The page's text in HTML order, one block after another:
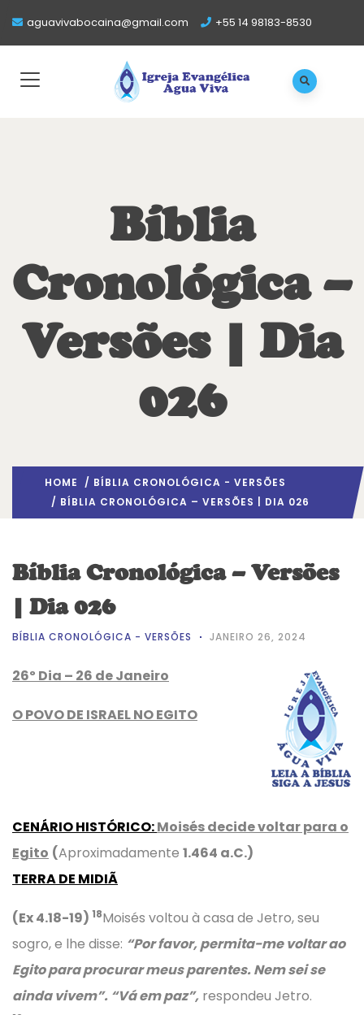
aguavivabocaina@gmail.com +55 14 98183-8530
Bíblia
Cronológica –
Versões | Dia
026
HOME / BÍBLIA CRONOLÓGICA - VERSÕES
/ BÍBLIA CRONOLÓGICA – VERSÕES | DIA 026
Bíblia Cronológica – Versões
| Dia 026
BÍBLIA CRONOLÓGICA - VERSÕES JANEIRO 26, 2024
26º Dia – 26 de Janeiro
O POVO DE ISRAEL NO EGITO
CENÁRIO HISTÓRICO:Moisés decide voltar para o
Egito (Aproximadamente 1.464 a.C.)
TERRA DE MIDIÃ
(Ex 4.18-19) 18Moisés voltou à casa de Jetro, seu
sogro, e lhe disse: “Por favor, permita-me voltar ao
Egito para procurar meus parentes. Nem sei se
ainda vivem”. “Vá em paz”, respondeu Jetro.